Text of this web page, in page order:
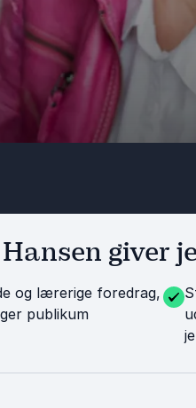
giver
og lærerige foredrag,
publikum